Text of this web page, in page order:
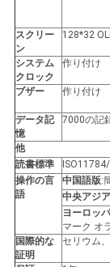
ュ
ー
ス
引
用
を
スクリー
ン
128*32
システム
クロック
作り付け
ブザー 作り付け
データ記
憶
7000の記
他
読書標準
操作の言
語
中国語版:
中央アジ
ヨーロッ
マーク オ
国際的な
証明
セリウム